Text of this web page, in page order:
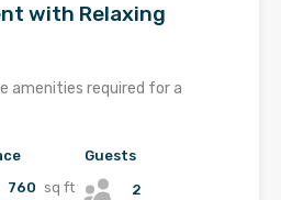
with Relaxing
amenities required for a
760 sq ft
Guests
2